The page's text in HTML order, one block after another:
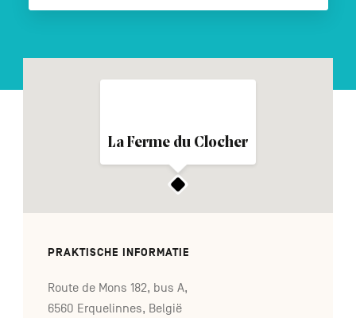
La Ferme du Clocher
PRAKTISCHE INFORMATIE
Route de Mons 182, bus A,
6560 Erquelinnes, België